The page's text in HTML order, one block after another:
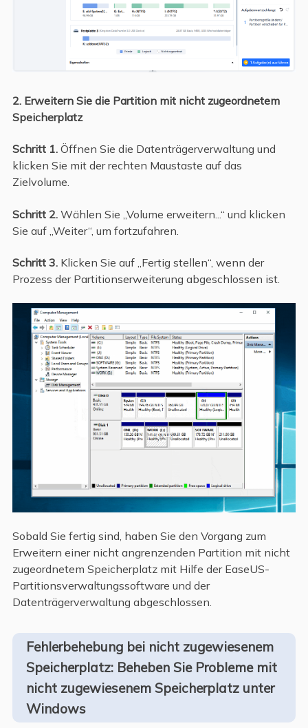
2. Erweitern Sie die Partition mit nicht zugeordnetem
Speicherplatz
Schritt 1.Öffnen Sie die Datenträgerverwaltung und
klicken Sie mit der rechten Maustaste auf das
Zielvolume.
Schritt 2.Wählen Sie „Volume erweitern...“ und klicken
Sie auf „Weiter“, um fortzufahren.
Schritt 3.Klicken Sie auf „Fertig stellen“, wenn der
Prozess der Partitionserweiterung abgeschlossen ist.
Sobald Sie fertig sind, haben Sie den Vorgang zum
Erweitern einer nicht angrenzenden Partition mit nicht
zugeordnetem Speicherplatz mit Hilfe der EaseUS-
Partitionsverwaltungssoftware und der
Datenträgerverwaltung abgeschlossen.
Fehlerbehebung bei nicht zugewiesenem
Speicherplatz: Beheben Sie Probleme mit
nicht zugewiesenem Speicherplatz unter
Windows